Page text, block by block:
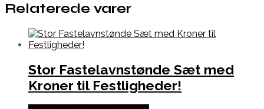
Relaterede varer
Stor Fastelavnstønde Sæt med
Kroner til Festligheder!